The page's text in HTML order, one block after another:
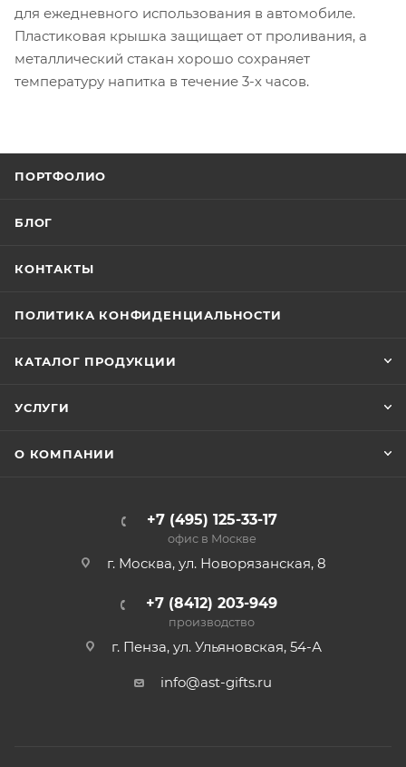
для ежедневного использования в автомобиле.
Пластиковая крышка защищает от проливания, а
металлический стакан хорошо сохраняет
температуру напитка в течение 3-х часов.
ПОРТФОЛИО
БЛОГ
КОНТАКТЫ
ПОЛИТИКА КОНФИДЕНЦИАЛЬНОСТИ
КАТАЛОГ ПРОДУКЦИИ
УСЛУГИ
О КОМПАНИИ
+7 (495) 125-33-17
офис в Москве
г. Москва, ул. Новорязанская, 8
+7 (8412) 203-949
производство
г. Пенза, ул. Ульяновская, 54-А
info@ast-gifts.ru